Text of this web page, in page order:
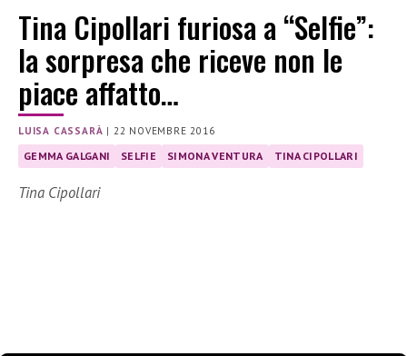
Tina Cipollari furiosa a “Selfie”:
la sorpresa che riceve non le
piace affatto…
LUISA CASSARÀ | 22 NOVEMBRE 2016
GEMMA GALGANI SELFIE SIMONA VENTURA TINA CIPOLLARI
Tina Cipollari